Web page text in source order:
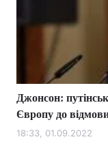
Джонсон:
Європу до відмови
18:33, 01.09.2022